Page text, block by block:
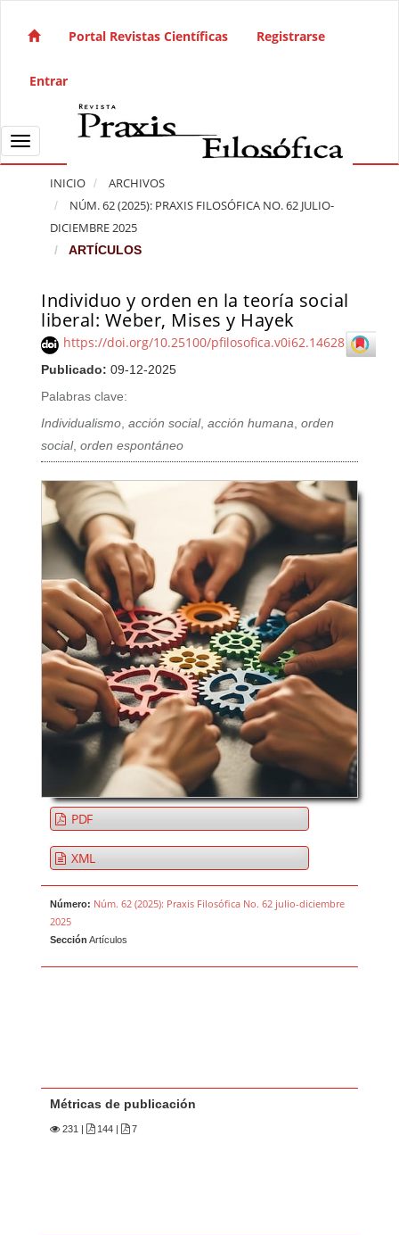
Navegación principal
Barra lateral
Portal Revistas Científicas Registrarse
Entrar
Toggle navigation
INICIO
ARCHIVOS
NÚM. 62 (2025): PRAXIS FILOSÓFICA NO. 62 JULIO-
DICIEMBRE 2025
ARTÍCULOS
Individuo y orden en la teoría social
liberal: Weber, Mises y Hayek
https://doi.org/10.25100/pfilosofica.v0i62.14628
Publicado: 09-12-2025
Palabras clave:
Individualismo,acción social,acción humana,orden
social,orden espontáneo
Barra lateral del artículo
PDF
XML
Número: Núm. 62 (2025): Praxis Filosófica No. 62 julio-diciembre
2025
Sección Artículos
Métricas de publicación
231 | 144 | 7